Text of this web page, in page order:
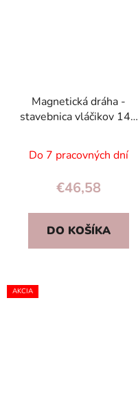
Magnetická dráha -
stavebnica vláčikov 140
kocky pre deti 3+
Do 7 pracovných dní
€46,58
DO KOŠÍKA
AKCIA